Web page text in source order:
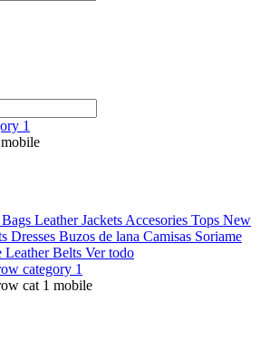
Leather Jackets Accesories Tops New
Dresses Buzos de lana Camisas Soriame
Leather Belts Ver todo